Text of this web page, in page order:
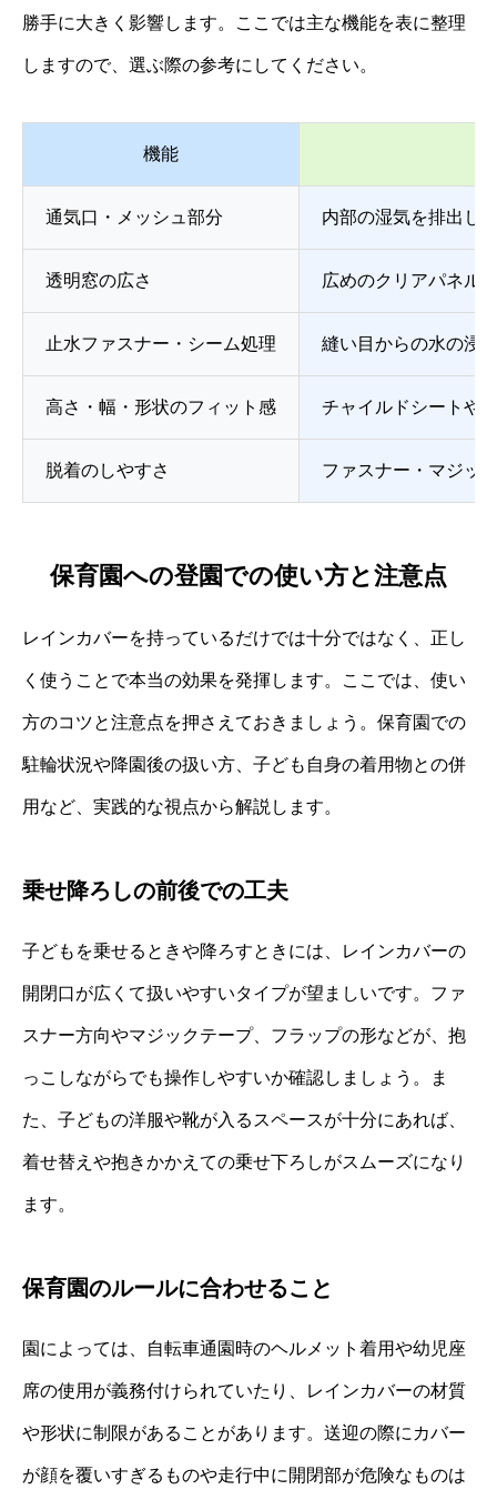
勝手に大きく影響します。ここでは主な機能を表に整理
しますので、選ぶ際の参考にしてください。
機能
通気口・メッシュ部分 内部の湿気を排出し
透明窓の広さ 広めのクリアパネル
止水ファスナー・シーム処理 縫い目からの水の浸
高さ・幅・形状のフィット感 チャイルドシートや
脱着のしやすさ ファスナー・マジッ
保育園への登園での使い方と注意点
レインカバーを持っているだけでは十分ではなく、正し
く使うことで本当の効果を発揮します。ここでは、使い
方のコツと注意点を押さえておきましょう。保育園での
駐輪状況や降園後の扱い方、子ども自身の着用物との併
用など、実践的な視点から解説します。
乗せ降ろしの前後での工夫
子どもを乗せるときや降ろすときには、レインカバーの
開閉口が広くて扱いやすいタイプが望ましいです。ファ
スナー方向やマジックテープ、フラップの形などが、抱
っこしながらでも操作しやすいか確認しましょう。ま
た、子どもの洋服や靴が入るスペースが十分にあれば、
着せ替えや抱きかかえての乗せ下ろしがスムーズになり
ます。
保育園のルールに合わせること
園によっては、自転車通園時のヘルメット着用や幼児座
席の使用が義務付けられていたり、レインカバーの材質
や形状に制限があることがあります。送迎の際にカバー
が顔を覆いすぎるものや走行中に開閉部が危険なものは